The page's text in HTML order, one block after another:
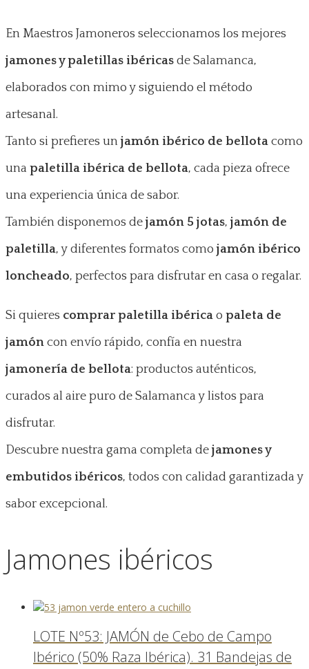
En Maestros Jamoneros seleccionamos los mejores
jamones y paletillas ibéricas de Salamanca,
elaborados con mimo y siguiendo el método
artesanal.
Tanto si prefieres un jamón ibérico de bellota como
una paletilla ibérica de bellota, cada pieza ofrece
una experiencia única de sabor.
También disponemos de jamón 5 jotas, jamón de
paletilla, y diferentes formatos como jamón ibérico
loncheado, perfectos para disfrutar en casa o regalar.
Si quieres comprar paletilla ibérica o paleta de
jamón con envío rápido, confía en nuestra
jamonería de bellota: productos auténticos,
curados al aire puro de Salamanca y listos para
disfrutar.
Descubre nuestra gama completa de jamones y
embutidos ibéricos, todos con calidad garantizada y
sabor excepcional.
Jamones ibéricos
LOTE Nº53: JAMÓN de Cebo de Campo
Ibérico (50% Raza Ibérica). 31 Bandejas de